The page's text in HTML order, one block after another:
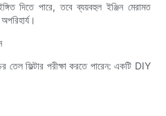
দিতে পারে, তবে ব্যয়বহুল ইঞ্জিন মেরামত
তেল ফিল্টার পরীক্ষা করতে পারেন: একটি DIY